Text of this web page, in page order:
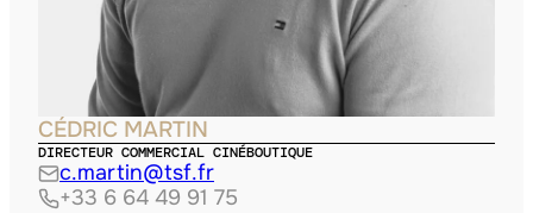
CÉDRIC MARTIN
DIRECTEUR COMMERCIAL CINÉBOUTIQUE
c.martin@tsf.fr
+33 6 64 49 91 75